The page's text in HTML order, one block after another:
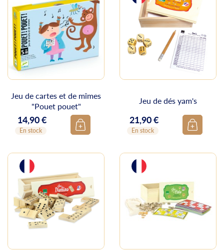
Jeu de cartes et de mîmes
"Pouet pouet"
Prix
14,90 €
En stock
Jeu de dés yam's
Prix
21,90 €
En stock